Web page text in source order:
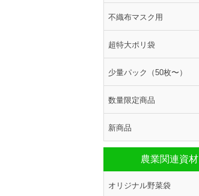
不織布マスク用
超特大ポリ袋
少量パック（50枚〜）
数量限定商品
新商品
農業関連資材
オリジナル野菜袋